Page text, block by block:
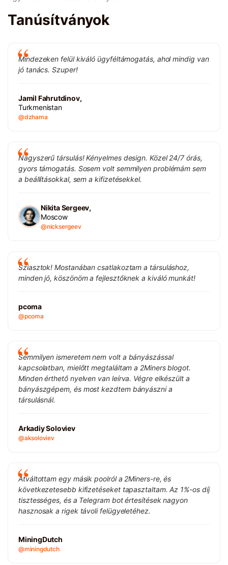
Tanúsítványok
Mindezeken felül kiváló ügyféltámogatás, ahol mindig van
jó tanács. Szuper!
Jamil Fahrutdinov,
Turkmenistan
@dzhama
Nagyszerű társulás! Kényelmes design. Közel 24/7 órás,
gyors támogatás. Sosem volt semmilyen problémám sem
a beállításokkal, sem a kifizetésekkel.
Nikita Sergeev,
Moscow
@nicksergeev
Sziasztok! Mostanában csatlakoztam a társuláshoz,
minden jó, köszönöm a fejlesztőknek a kiváló munkát!
pcoma
@pcoma
Semmilyen ismeretem nem volt a bányászással
kapcsolatban, mielőtt megtaláltam a 2Miners blogot.
Minden érthető nyelven van leírva. Végre elkészült a
bányászgépem, és most kezdtem bányászni a
társulásnál.
Arkadiy Soloviev
@aksoloviev
Átváltottam egy másik poolról a 2Miners-re, és
következetesebb kifizetéseket tapasztaltam. Az 1%-os díj
tisztességes, és a Telegram bot értesítések nagyon
hasznosak a rigek távoli felügyeletéhez.
MiningDutch
@miningdutch